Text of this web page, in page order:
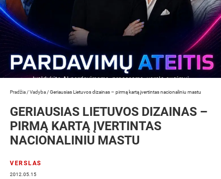
Pradžia /Vadyba /Geriausias Lietuvos dizainas – pirmą kartą įvertintas nacionaliniu mastu
GERIAUSIAS LIETUVOS DIZAINAS –
PIRMĄ KARTĄ ĮVERTINTAS
NACIONALINIU MASTU
VERSLAS
2012.05.15